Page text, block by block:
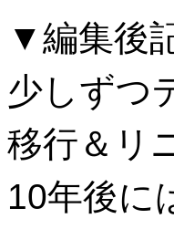
▼編集後
少しずつ
移行＆リ
10年後に